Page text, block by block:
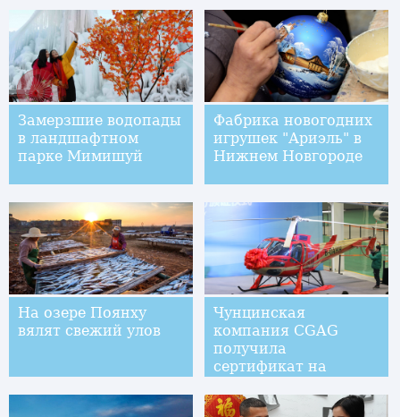
Замерзшие водопады
в ландшафтном
парке Мимишуй
Фабрика новогодних
игрушек "Ариэль" в
Нижнем Новгороде
На озере Поянху
вялят свежий улов
Чунцинская
компания CGAG
получила
сертификат на
вертолетов